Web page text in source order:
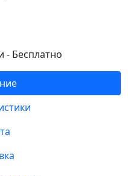
- Бесплатно